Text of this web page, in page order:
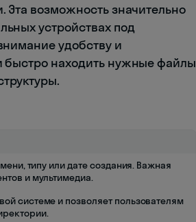
возможность значительно
устройствах под
удобству и
быстро находить нужные файлы
типу или дате создания. Важная
и мультимедиа.
системе и позволяет пользователям